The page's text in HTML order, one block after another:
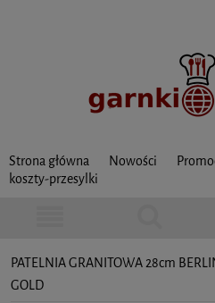
Strona główna Nowości
koszty-przesylki
PATELNIA GRANITOWA 28cm
GOLD